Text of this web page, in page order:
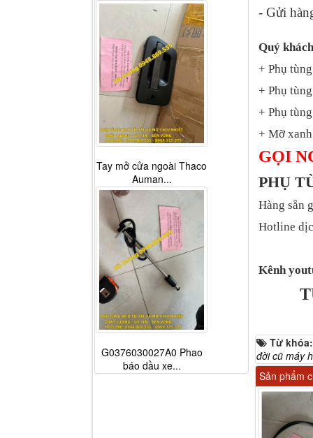
- Gửi
Quý
+ Phụ
+ Phụ
+ Phụ
+ Mỡ
GỌI
PHỤ
Hàng sẵn
Hotline
Kênh
Từ khóa:
đời cũ máy
Sản phẩm
Tay mở cửa ngoài Thaco
Auman...
G0376030027A0 Phao
báo dầu xe...